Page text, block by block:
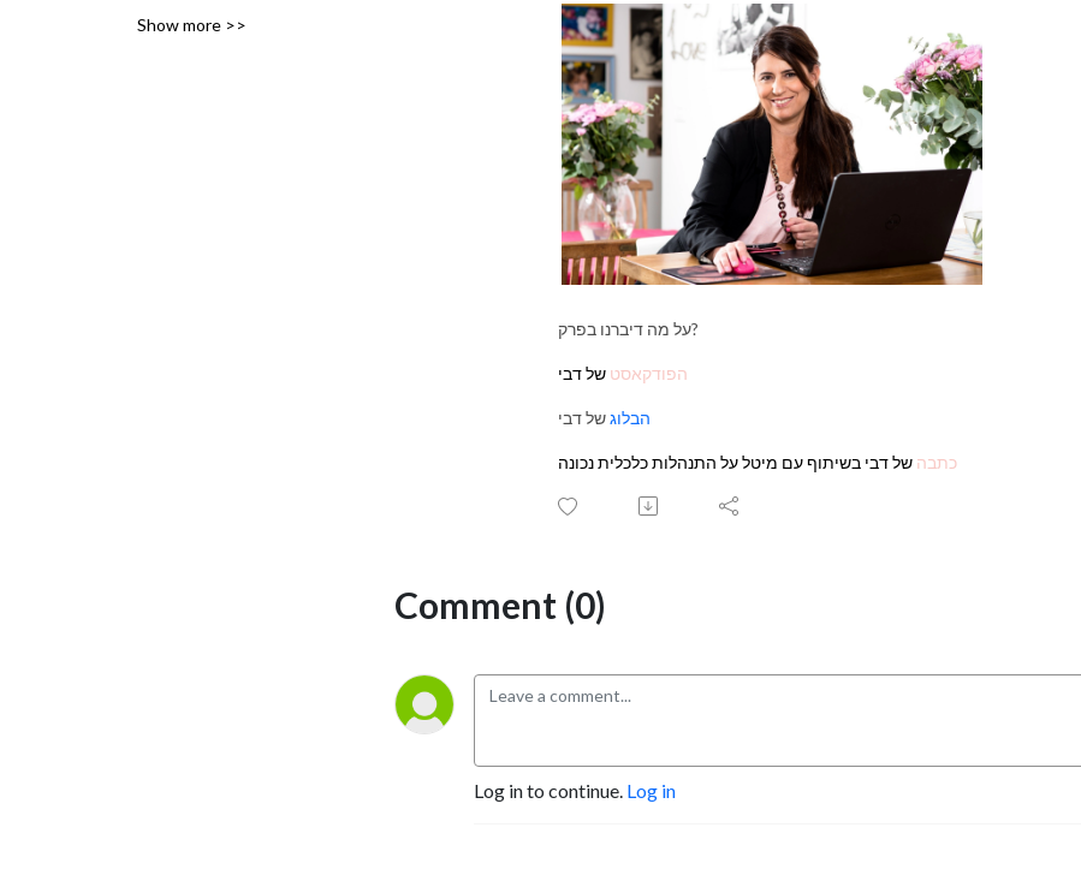
Show more >>
על מה דיברנו בפרק?
הפודקאסט של דבי
הבלוגשל דבי
כתבה של דבי בשיתוף עם מיטל על התנהלות כלכלית נכונה
Comment (0)
Log in to continue. Log in